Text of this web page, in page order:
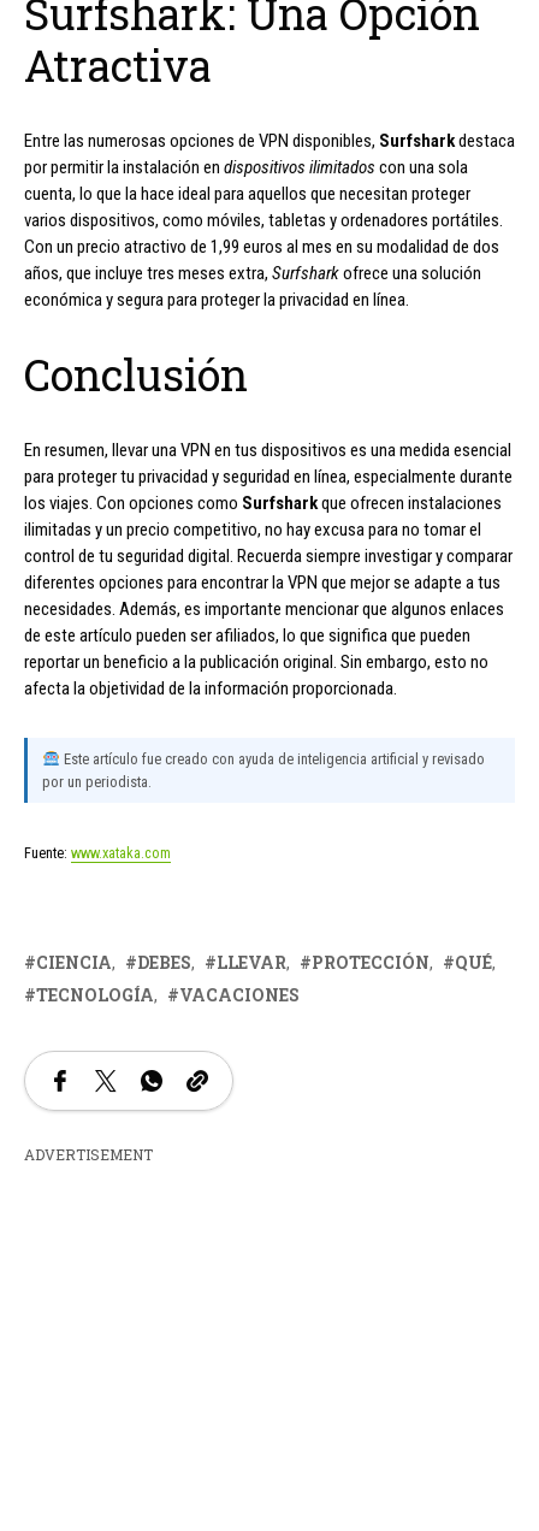
Surfshark: Una Opción
Atractiva
Entre las numerosas opciones de VPN disponibles, Surfsharkdestaca
por permitir la instalación en dispositivos ilimitados con una sola
cuenta, lo que la hace ideal para aquellos que necesitan proteger
varios dispositivos, como móviles, tabletas y ordenadores portátiles.
Con un precio atractivo de 1,99 euros al mes en su modalidad de dos
años, que incluye tres meses extra, Surfsharkofrece una solución
económica y segura para proteger la privacidad en línea.
Conclusión
En resumen, llevar una VPN en tus dispositivos es una medida esencial
para proteger tu privacidad y seguridad en línea, especialmente durante
los viajes. Con opciones como Surfsharkque ofrecen instalaciones
ilimitadas y un precio competitivo, no hay excusa para no tomar el
control de tu seguridad digital. Recuerda siempre investigar y comparar
diferentes opciones para encontrar la VPN que mejor se adapte a tus
necesidades. Además, es importante mencionar que algunos enlaces
de este artículo pueden ser afiliados, lo que significa que pueden
reportar un beneficio a la publicación original. Sin embargo, esto no
afecta la objetividad de la información proporcionada.
Este artículo fue creado con ayuda de inteligencia artificial y revisado
por un periodista.
Fuente: www.xataka.com
CIENCIA DEBES LLEVAR PROTECCIÓN
QUÉ
TECNOLOGÍA
VACACIONES
ADVERTISEMENT